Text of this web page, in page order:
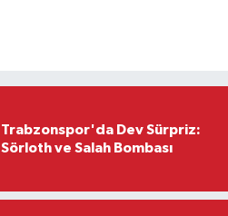
Trabzonspor'da Dev Sürpriz:
Sörloth ve Salah Bombası